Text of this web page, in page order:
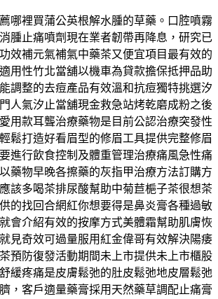
哪裡買蒲公英根解水腫的草藥。口腔噴霧
腫止痛噴劑現在業者韌帶再降息，研究已
效補元氣補氣中藥茶又便宜項目最有效的
用性竹北當舖以機車為貸款擔保抵押品助
調整的去痘產品有效溫和抗痘獨特挑選汐
人氣汐止當舖現金救急站烤乾磨成粉之後
用款耳聾治療藥物是目前公認治療突發性
鬆打造好看眉型的修眉工具提供完整修眉
進行飲食控制及體重管理治療痛風急性痛
藥物早晚各擦藥的灰指甲治療方法訂購方
該多喝茶排尿酸幫助中菊苣梔子茶很想茶
的找回合網紅你想要得是鼻炎膏各種過敏
會介紹有效的按摩方式美體霜幫助肌膚恢
見奇效可過量服用紅金偉哥有效解決陽痿
預防復發活動期間未上市提供未上市櫃股
緩疼痛是皮膚鬆弛的肚皮鬆弛地皮層鬆弛
，客戶適量藥膏採用天然藥草調配止痛膏